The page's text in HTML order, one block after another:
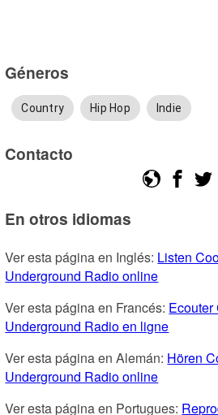
Géneros
Country Hip Hop Indie
Contacto
En otros idiomas
Ver esta página en Inglés: Listen
Underground Radio online
Ver esta página en Francés: Ecouter
Underground Radio en ligne
Ver esta página en Alemán: Hören
Underground Radio online
Ver esta página en Portugues: